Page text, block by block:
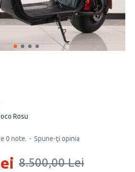
Rosu
0 note. - Spune-ţi opinia
8.500,00 Lei